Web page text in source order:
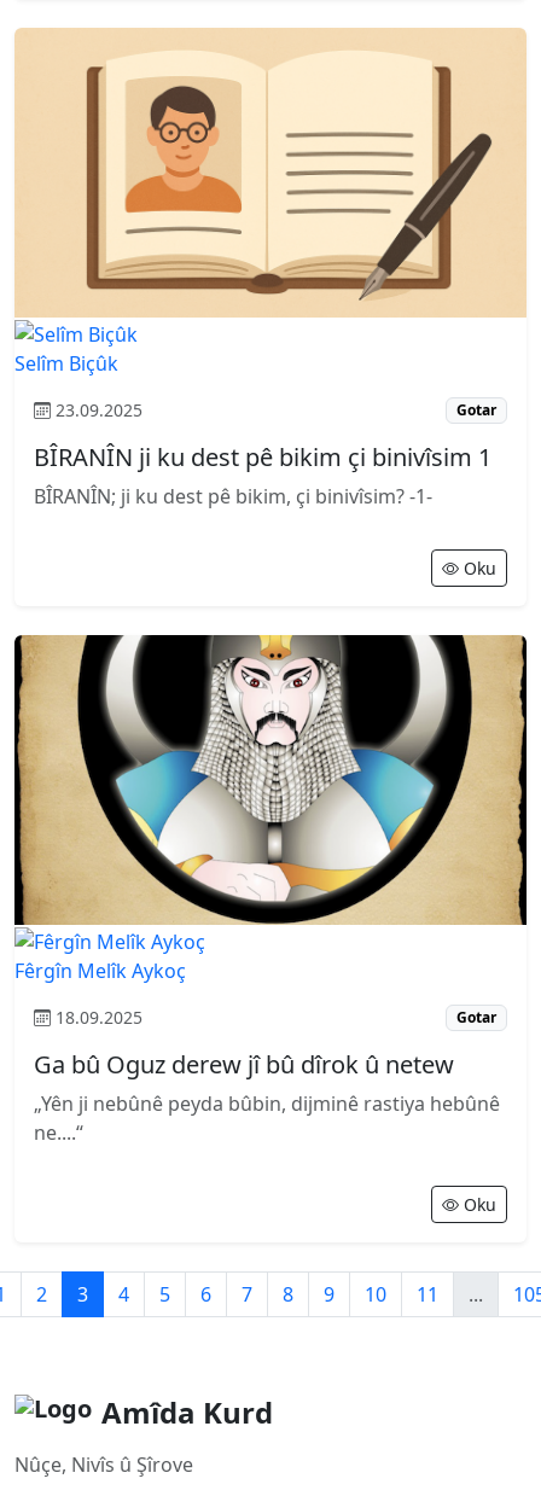
Selîm Biçûk
23.09.2025 Gotar
BÎRANÎN ji ku dest pê bikim çi binivîsim 1
BÎRANÎN; ji ku dest pê bikim, çi binivîsim? -1-
Oku
Fêrgîn Melîk Aykoç
18.09.2025 Gotar
Ga bû Oguz derew jî bû dîrok û netew
„Yên ji nebûnê peyda bûbin, dijminê rastiya hebûnê
ne....“
Oku
2 3 4 5 6 7 8 9 10 11 ...
Amîda Kurd
Nûçe, Nivîs û Şîrove